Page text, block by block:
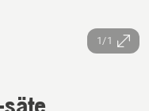
1/1
säte